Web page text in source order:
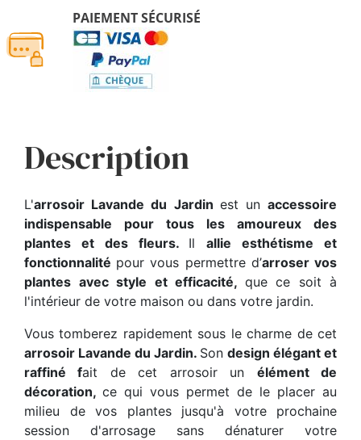
PAIEMENT SÉCURISÉ
Description
L'arrosoir Lavande du Jardin est unaccessoire
indispensable pour tous les amoureux des
plantes et des fleurs. Ilallie esthétisme et
fonctionnalité pour vous permettre d’arroser vos
plantes avec style et efficacité, que ce soit à
l'intérieur de votre maison ou dans votre jardin.
Vous tomberez rapidement sous le charme de cet
arrosoir Lavande du Jardin. Son design élégant et
raffiné fait de cet arrosoir un élément de
décoration, ce qui vous permet de le placer au
milieu de vos plantes jusqu'à votre prochaine
session d'arrosage sans dénaturer votre